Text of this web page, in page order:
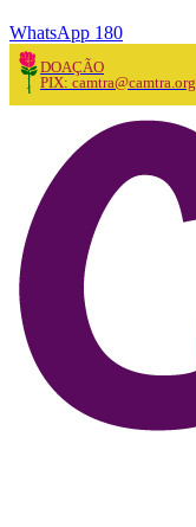
WhatsApp 180
DOAÇÃO
PIX: